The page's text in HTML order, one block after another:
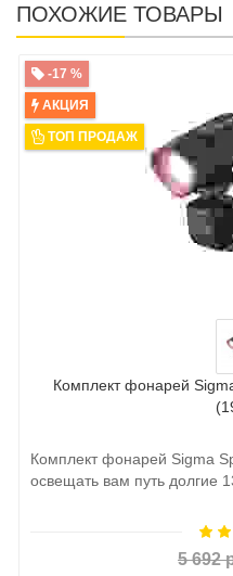
ПОХОЖИЕ ТОВАРЫ
-17 %
АКЦИЯ
ТОП ПРОДАЖ
Комплект фонарей
Комплект фонарей Sigma
освещать вам путь долгие
5 692